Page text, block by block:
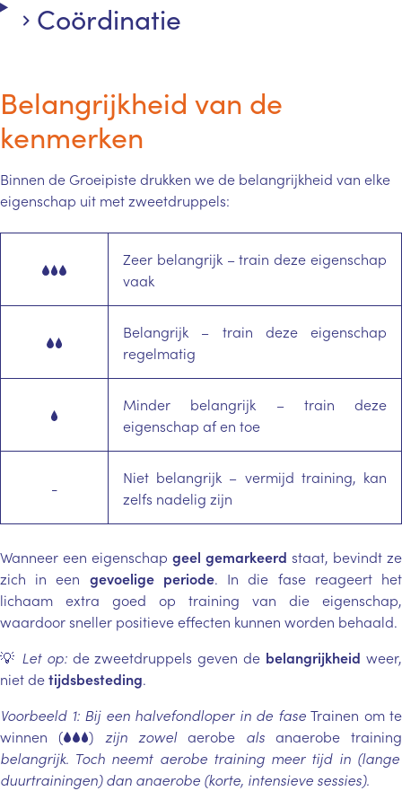
Coördinatie
Belangrijkheid van de
kenmerken
Binnen de Groeipiste drukken we de belangrijkheid van elke
eigenschap uit met zweetdruppels:
Zeer belangrijk – train deze eigenschap
vaak
Belangrijk – train deze eigenschap
regelmatig
Minder belangrijk – train deze
eigenschap af en toe
-
Niet belangrijk – vermijd training, kan
zelfs nadelig zijn
Wanneer een eigenschap geel gemarkeerd staat, bevindt ze
zich in een gevoelige periode. In die fase reageert het
lichaam extra goed op training van die eigenschap,
waardoor sneller positieve effecten kunnen worden behaald.
💡 Let op:de zweetdruppels geven de belangrijkheid weer,
niet detijdsbesteding.
Voorbeeld 1: Bij een halvefondloper in de fase Trainen om te
winnen (
) zijn zowel aerobeals anaerobe training
belangrijk. Toch neemt aerobe training meer tijd in (lange
duurtrainingen) dan anaerobe (korte, intensieve sessies).